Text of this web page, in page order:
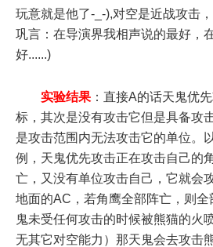
玩意就是他了-_-),对空是近战攻击
巩言：在导演界我相声说的最好，
好......)
实验结果 ：直接A的话天鬼优
标，其次是没有攻击它但是具备攻
是攻击范围内无法攻击它的单位。
例，天鬼优先攻击正在攻击自己的
亡，又没有单位攻击自己，它就会
地面的AC，若角鹰全部阵亡，则
鬼未受任何攻击的时候被熊猫的火
无其它对空能力）那天鬼会去攻击